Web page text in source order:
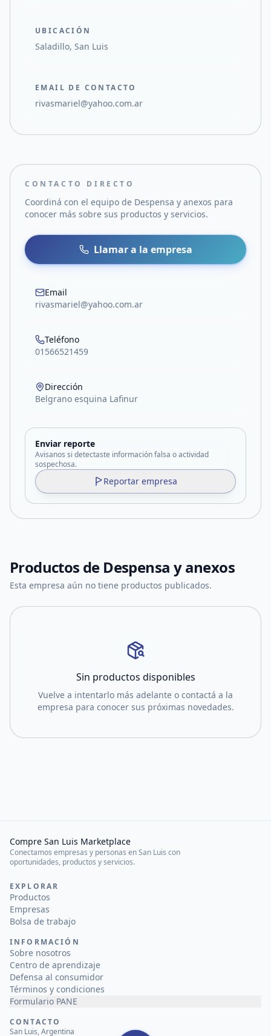
UBICACIÓN
Saladillo, San Luis
EMAIL DE CONTACTO
rivasmariel@yahoo.com.ar
CONTACTO DIRECTO
Coordiná con el equipo de Despensa y anexos para
conocer más sobre sus productos y servicios.
Llamar a la empresa
Email
rivasmariel@yahoo.com.ar
Teléfono
01566521459
Dirección
Belgrano esquina Lafinur
Enviar reporte
Avisanos si detectaste información falsa o actividad
sospechosa.
Reportar empresa
Productos de Despensa y anexos
Esta empresa aún no tiene productos publicados.
Sin productos disponibles
Vuelve a intentarlo más adelante o contactá a la
empresa para conocer sus próximas novedades.
Compre San Luis Marketplace
Conectamos empresas y personas en San Luis con
oportunidades, productos y servicios.
EXPLORAR
Productos
Empresas
Bolsa de trabajo
INFORMACIÓN
Sobre nosotros
Centro de aprendizaje
Defensa al consumidor
Términos y condiciones
Formulario PANE
CONTACTO
San Luis, Argentina